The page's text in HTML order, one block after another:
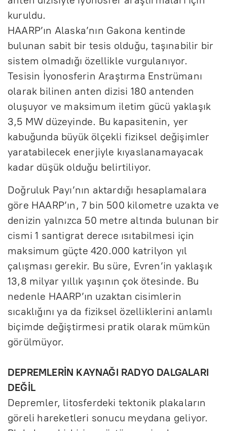
kuruldu.
HAARP’ın Alaska’nın Gakona kentinde
bulunan sabit bir tesis olduğu, taşınabilir bir
sistem olmadığı özellikle vurgulanıyor.
Tesisin İyonosferin Araştırma Enstrümanı
olarak bilinen anten dizisi 180 antenden
oluşuyor ve maksimum iletim gücü yaklaşık
3,5 MW düzeyinde. Bu kapasitenin, yer
kabuğunda büyük ölçekli fiziksel değişimler
yaratabilecek enerjiyle kıyaslanamayacak
kadar düşük olduğu belirtiliyor.
Doğruluk Payı’nın aktardığı hesaplamalara
göre HAARP’ın, 7 bin 500 kilometre uzakta ve
denizin yalnızca 50 metre altında bulunan bir
cismi 1 santigrat derece ısıtabilmesi için
maksimum güçte 420.000 katrilyon yıl
çalışması gerekir. Bu süre, Evren’in yaklaşık
13,8 milyar yıllık yaşının çok ötesinde. Bu
nedenle HAARP’ın uzaktan cisimlerin
sıcaklığını ya da fiziksel özelliklerini anlamlı
biçimde değiştirmesi pratik olarak mümkün
görülmüyor.
DEPREMLERİN KAYNAĞI RADYO DALGALARI
DEĞİL
Depremler, litosferdeki tektonik plakaların
göreli hareketleri sonucu meydana geliyor.